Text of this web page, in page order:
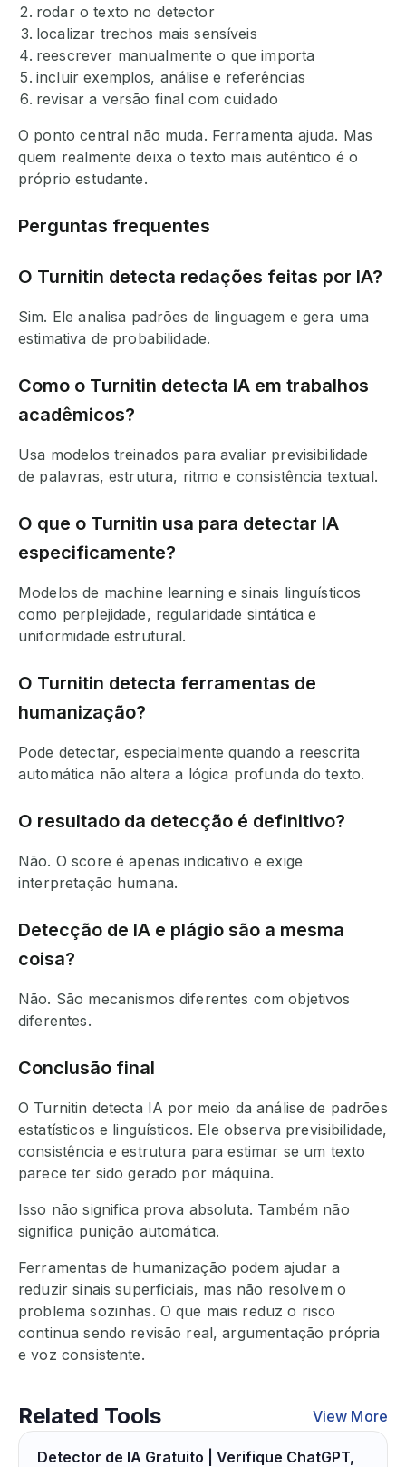
rodar o texto no detector
localizar trechos mais sensíveis
reescrever manualmente o que importa
incluir exemplos, análise e referências
revisar a versão final com cuidado
O ponto central não muda. Ferramenta ajuda. Mas
quem realmente deixa o texto mais autêntico é o
próprio estudante.
Perguntas frequentes
O Turnitin detecta redações feitas por IA?
Sim. Ele analisa padrões de linguagem e gera uma
estimativa de probabilidade.
Como o Turnitin detecta IA em trabalhos
acadêmicos?
Usa modelos treinados para avaliar previsibilidade
de palavras, estrutura, ritmo e consistência textual.
O que o Turnitin usa para detectar IA
especificamente?
Modelos de machine learning e sinais linguísticos
como perplejidade, regularidade sintática e
uniformidade estrutural.
O Turnitin detecta ferramentas de
humanização?
Pode detectar, especialmente quando a reescrita
automática não altera a lógica profunda do texto.
O resultado da detecção é definitivo?
Não. O score é apenas indicativo e exige
interpretação humana.
Detecção de IA e plágio são a mesma
coisa?
Não. São mecanismos diferentes com objetivos
diferentes.
Conclusão final
O Turnitin detecta IA por meio da análise de padrões
estatísticos e linguísticos. Ele observa previsibilidade,
consistência e estrutura para estimar se um texto
parece ter sido gerado por máquina.
Isso não significa prova absoluta. Também não
significa punição automática.
Ferramentas de humanização podem ajudar a
reduzir sinais superficiais, mas não resolvem o
problema sozinhas. O que mais reduz o risco
continua sendo revisão real, argumentação própria
e voz consistente.
Related Tools View More
Detector de IA Gratuito | Verifique ChatGPT,